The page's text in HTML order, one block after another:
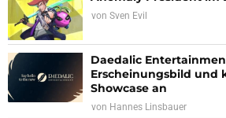
von Sven Evil
Daedalic
Erscheinungsbild und
Showcase an
von Hannes Linsbauer